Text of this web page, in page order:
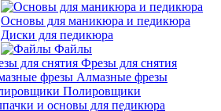
Основы для маникюра и педикюра
Диски для педикюра
Файлы
Фрезы для снятия
Алмазные фрезы
Полировщики